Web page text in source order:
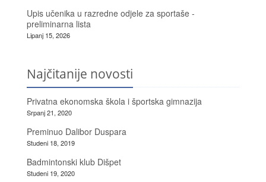
Upis učenika u razredne odjele za sportaše -
preliminarna lista
Lipanj 15, 2026
Najčitanije novosti
Privatna ekonomska škola i športska gimnazija
Srpanj 21, 2020
Preminuo Dalibor Duspara
Studeni 18, 2019
Badmintonski klub Dišpet
Studeni 19, 2020